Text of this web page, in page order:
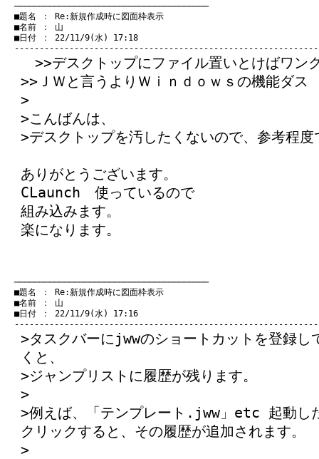
───────────────────────────────────────
■題名 ： Re:新規作成時に図面枠表示
■名前 ： 山
■日付 ： 22/11/9(水) 17:18
>>デスクトップにファイル置いとけばワン
>>ＪＷと言うよりＷｉｎｄｏｗｓの機能ダス
>
>こんばんは、
>デスクトップを汚したくないので、参考程度
ありがとうございます。
CLaunch 使っているので
組み込みます。
楽になります。
───────────────────────────────────────
■題名 ： Re:新規作成時に図面枠表示
■名前 ： 山
■日付 ： 22/11/9(水) 17:16
>タスクバーにjwwのショートカットを登録し
くと、
>ジャンプリストに履歴が残ります。
>
>例えば、「テンプレート.jww」etc 起動し
クリックすると、その履歴が追加されます。
>